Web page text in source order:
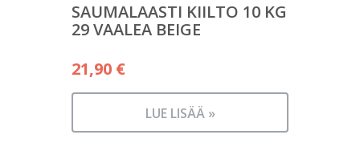
SAUMALAASTI KIILTO 10 KG
29 VAALEA BEIGE
21,90 €
LUE LISÄÄ »